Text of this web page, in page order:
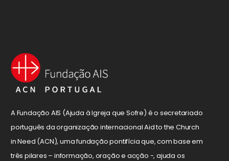
A Fundação AIS (Ajuda à Igreja que Sofre) é o secretariado
português da organização internacional Aid to the Church
in Need (ACN), uma fundação pontifícia que, com base em
três pilares – informação, oração e acção -, ajuda os